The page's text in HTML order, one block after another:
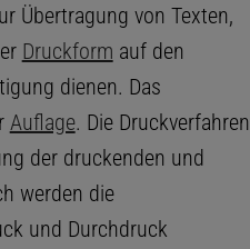
Übertragung von Texten,
Druckform auf den
dienen. Das
Auflage. Die Druckverfahren
der druckenden und
werden die
und Durchdruck